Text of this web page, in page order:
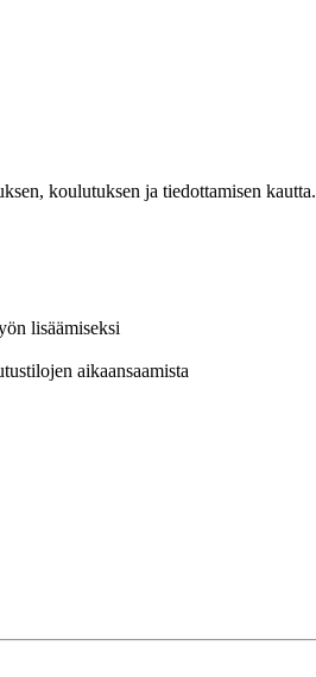
koulutuksen ja tiedottamisen kautta.
lisäämiseksi
aikaansaamista